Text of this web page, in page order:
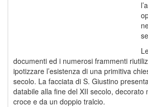
documenti ed i numerosi frammenti
ipotizzare l’esistenza di una primitiva
secolo. La facciata di S. Giustino
databile alla fine del XII secolo, decorato
croce e da un doppio tralcio.